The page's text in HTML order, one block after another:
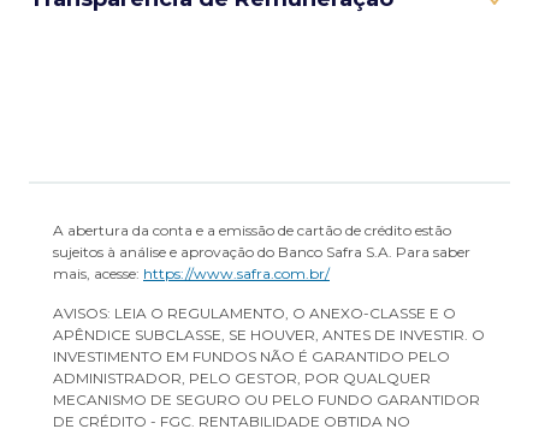
A abertura da conta e a emissão de cartão de crédito estão
sujeitos à análise e aprovação do Banco Safra S.A. Para saber
mais, acesse: https://www.safra.com.br/
AVISOS: LEIA O REGULAMENTO, O ANEXO-CLASSE E O
APÊNDICE SUBCLASSE, SE HOUVER, ANTES DE INVESTIR. O
INVESTIMENTO EM FUNDOS NÃO É GARANTIDO PELO
ADMINISTRADOR, PELO GESTOR, POR QUALQUER
MECANISMO DE SEGURO OU PELO FUNDO GARANTIDOR
DE CRÉDITO - FGC. RENTABILIDADE OBTIDA NO